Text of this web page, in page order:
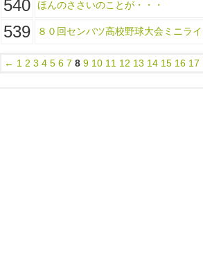
540 ほんのささいのことが・・・
539 ８０回センバツ高校野球大会ミニラ
← 1 2 3 4 5 6 7 8 9 10 11 12 13 14 15 16 17